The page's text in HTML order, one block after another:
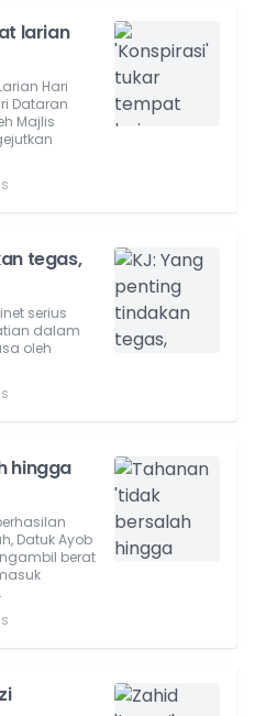
larian
Hari
Dataran
Majlis
tegas,
serius
dalam
oleh
hingga
Datuk Ayob
berat